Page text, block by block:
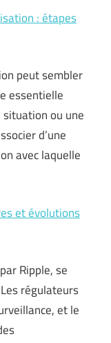
: étapes
peut sembler
essentielle
ou une
d’une
avec laquelle
et évolutions
Ripple, se
régulateurs
et le